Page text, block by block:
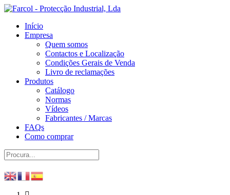
Início
Empresa
Quem somos
Contactos e Localização
Condições Gerais de Venda
Livro de reclamações
Produtos
Catálogo
Normas
Vídeos
Fabricantes / Marcas
FAQs
Como comprar